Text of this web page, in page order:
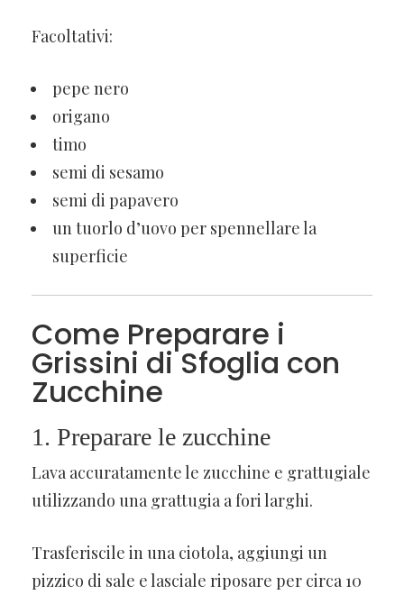
Facoltativi:
pepe nero
origano
timo
semi di sesamo
semi di papavero
un tuorlo d’uovo per spennellare la
superficie
Come Preparare i
Grissini di Sfoglia con
Zucchine
1. Preparare le zucchine
Lava accuratamente le zucchine e grattugiale
utilizzando una grattugia a fori larghi.
Trasferiscile in una ciotola, aggiungi un
pizzico di sale e lasciale riposare per circa 10